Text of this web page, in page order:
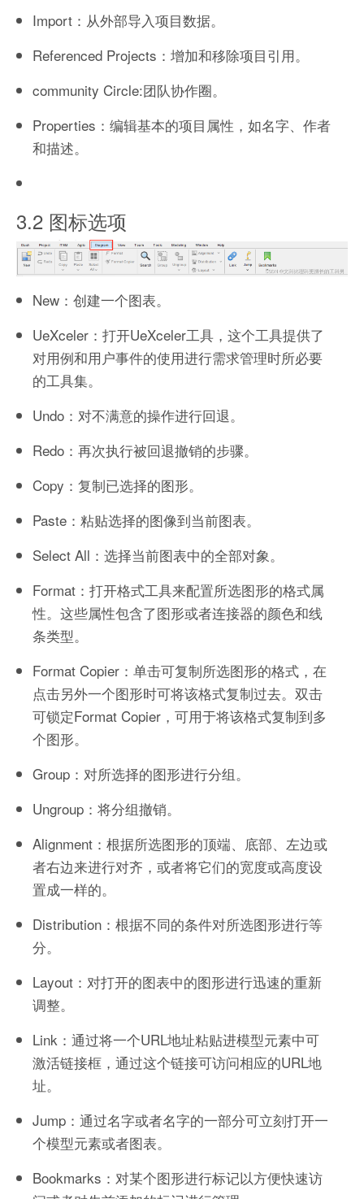
Import：从外部导入项目数据。
Referenced Projects：增加和移除项目引用。
community Circle:团队协作圈。
Properties：编辑基本的项目属性，如名字、作者
和描述。
3.2 图标选项
New：创建一个图表。
UeXceler：打开UeXceler工具，这个工具提供了
对用例和用户事件的使用进行需求管理时所必要
的工具集。
Undo：对不满意的操作进行回退。
Redo：再次执行被回退撤销的步骤。
Copy：复制已选择的图形。
Paste：粘贴选择的图像到当前图表。
Select All：选择当前图表中的全部对象。
Format：打开格式工具来配置所选图形的格式属
性。这些属性包含了图形或者连接器的颜色和线
条类型。
Format Copier：单击可复制所选图形的格式，在
点击另外一个图形时可将该格式复制过去。双击
可锁定Format Copier，可用于将该格式复制到多
个图形。
Group：对所选择的图形进行分组。
Ungroup：将分组撤销。
Alignment：根据所选图形的顶端、底部、左边或
者右边来进行对齐，或者将它们的宽度或高度设
置成一样的。
Distribution：根据不同的条件对所选图形进行等
分。
Layout：对打开的图表中的图形进行迅速的重新
调整。
Link：通过将一个URL地址粘贴进模型元素中可
激活链接框，通过这个链接可访问相应的URL地
址。
Jump：通过名字或者名字的一部分可立刻打开一
个模型元素或者图表。
Bookmarks：对某个图形进行标记以方便快速访